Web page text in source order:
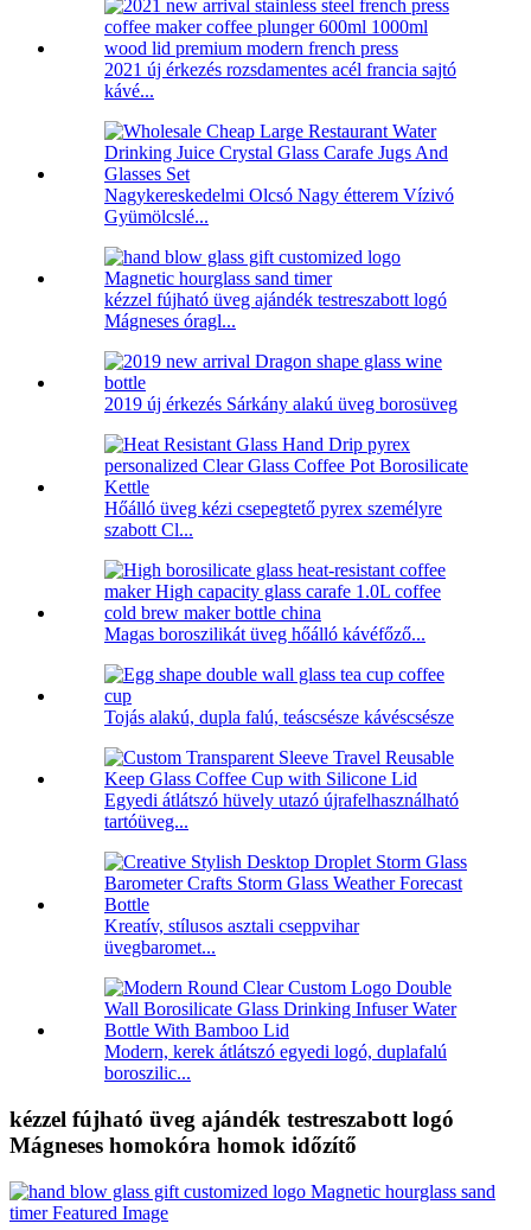
2021 új érkezés rozsdamentes acél francia sajtó
kávé...
Nagykereskedelmi Olcsó Nagy étterem Vízivó
Gyümölcslé...
kézzel fújható üveg ajándék testreszabott logó
Mágneses óragl...
2019 új érkezés Sárkány alakú üveg borosüveg
Hőálló üveg kézi csepegtető pyrex személyre
szabott Cl...
Magas boroszilikát üveg hőálló kávéfőző...
Tojás alakú, dupla falú, teáscsésze kávéscsésze
Egyedi átlátszó hüvely utazó újrafelhasználható
tartóüveg...
Kreatív, stílusos asztali cseppvihar
üvegbaromet...
Modern, kerek átlátszó egyedi logó, duplafalú
boroszilic...
kézzel fújható üveg ajándék testreszabott logó
Mágneses homokóra homok időzítő